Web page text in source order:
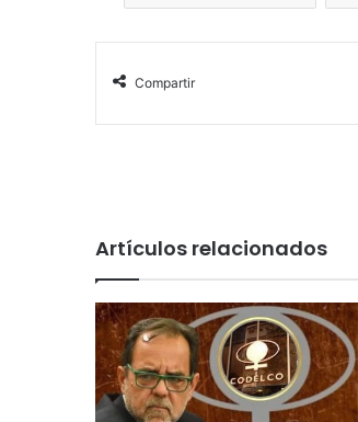
Compartir
Artículos relacionados